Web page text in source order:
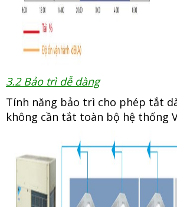
3.2 Bảo trì dễ dàng
Tính năng bảo trì cho phép tắt
không cần tắt toàn bộ hệ thống